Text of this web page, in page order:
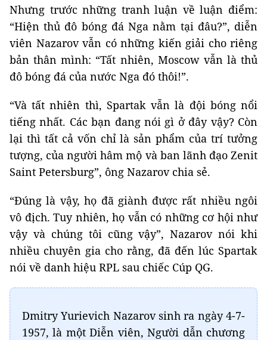
Nhưng trước những tranh luận về luận điểm:
“Hiện thủ đô bóng đá Nga nằm tại đâu?”, diễn
viên Nazarov vẫn có những kiến giải cho riêng
bản thân mình: “Tất nhiên, Moscow vẫn là thủ
đô bóng đá của nước Nga đó thôi!”.
“Và tất nhiên thì, Spartak vẫn là đội bóng nổi
tiếng nhất. Các bạn đang nói gì ở đây vậy? Còn
lại thì tất cả vốn chỉ là sản phẩm của trí tưởng
tượng, của người hâm mộ và ban lãnh đạo Zenit
Saint Petersburg”, ông Nazarov chia sẻ.
“Đúng là vậy, họ đã giành được rất nhiều ngôi
vô địch. Tuy nhiên, họ vẫn có những cơ hội như
vậy và chúng tôi cũng vậy”, Nazarov nói khi
nhiều chuyên gia cho rằng, đã đến lúc Spartak
nói về danh hiệu RPL sau chiếc Cúp QG.
Dmitry Yurievich Nazarov sinh ra ngày 4-7-
1957, là một Diễn viên, Người dẫn chương